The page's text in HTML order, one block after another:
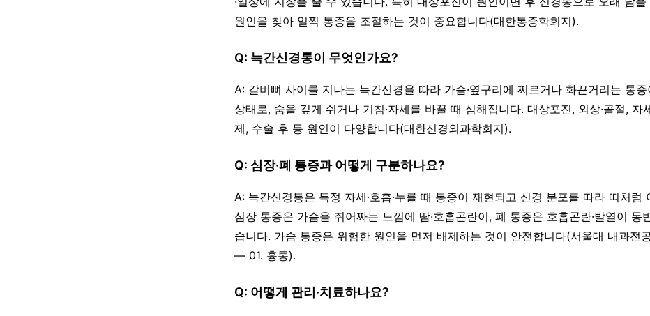
원인을 찾아 일찍 통증을 조절하는 것이 중요합니다(대한통증학회지).
Q: 늑간신경통이 무엇인가요?
A: 갈비뼈 사이를 지나는 늑간신경을 따라 가슴·옆구리에 찌르거나 화끈거리는 통
상태로, 숨을 깊게 쉬거나 기침·자세를 바꿀 때 심해집니다. 대상포진, 외상·골절, 자
제, 수술 후 등 원인이 다양합니다(대한신경외과학회지).
Q: 심장·폐 통증과 어떻게 구분하나요?
A: 늑간신경통은 특정 자세·호흡·누를 때 통증이 재현되고 신경 분포를 따라 띠처럼
심장 통증은 가슴을 쥐어짜는 느낌에 땀·호흡곤란이, 폐 통증은 호흡곤란·발열이 동
습니다. 가슴 통증은 위험한 원인을 먼저 배제하는 것이 안전합니다(서울대 내과전
— 01. 흉통).
Q: 어떻게 관리·치료하나요?